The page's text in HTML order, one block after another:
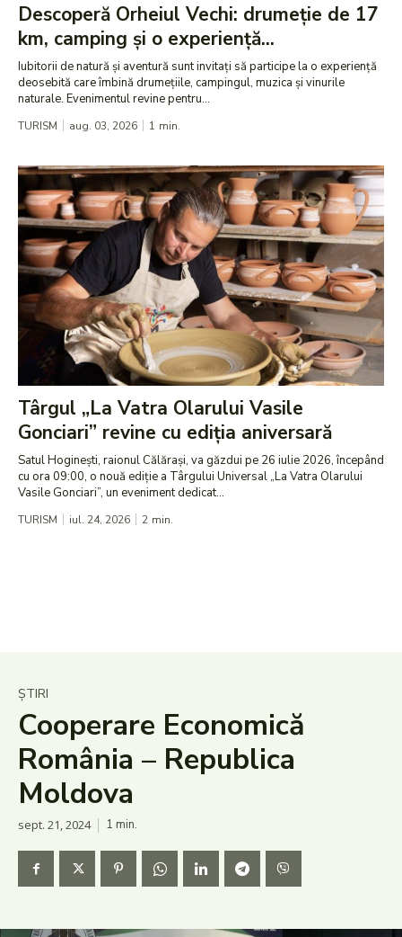
Descoperă Orheiul Vechi: drumeție de 17
km, camping și o experiență...
Iubitorii de natură și aventură sunt invitați să participe la o experiență
deosebită care îmbină drumețiile, campingul, muzica și vinurile
naturale. Evenimentul revine pentru...
TURISM aug. 03, 2026 1 min.
Târgul „La Vatra Olarului Vasile
Gonciari” revine cu ediția aniversară
Satul Hoginești, raionul Călărași, va găzdui pe 26 iulie 2026, începând
cu ora 09:00, o nouă ediție a Târgului Universal „La Vatra Olarului
Vasile Gonciari”, un eveniment dedicat...
TURISM iul. 24, 2026 2 min.